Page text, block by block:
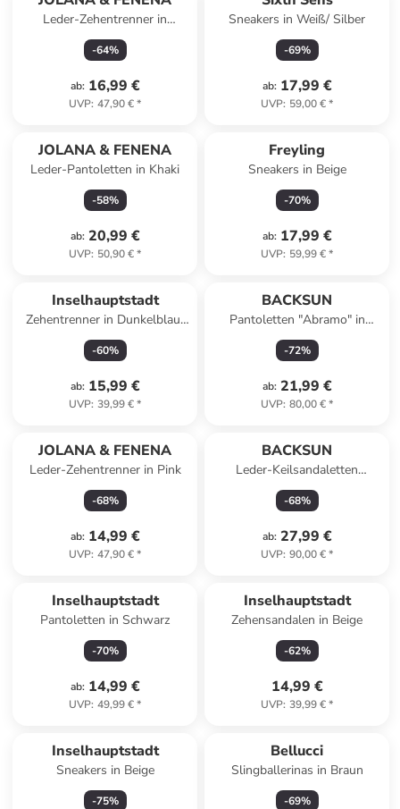
Leder-Zehentrenner in
Hellbraun
-64%
ab: 16,99 €
UVP: 47,90 €*
Sneakers in Weiß/ Silber
-69%
ab: 17,99 €
UVP: 59,00 €*
JOLANA & FENENA
Leder-Pantoletten in Khaki
-58%
ab: 20,99 €
UVP: 50,90 €*
Freyling
Sneakers in Beige
-70%
ab: 17,99 €
UVP: 59,99 €*
Inselhauptstadt
Zehentrenner in Dunkelblau/
Hellbraun
-60%
ab: 15,99 €
UVP: 39,99 €*
BACKSUN
Pantoletten "Abramo" in
Schwarz
-72%
ab: 21,99 €
UVP: 80,00 €*
JOLANA & FENENA
Leder-Zehentrenner in Pink
-68%
ab: 14,99 €
UVP: 47,90 €*
BACKSUN
Leder-Keilsandaletten
"Calabria" in Hellbraun
-68%
ab: 27,99 €
UVP: 90,00 €*
Inselhauptstadt
Pantoletten in Schwarz
-70%
ab: 14,99 €
UVP: 49,99 €*
Inselhauptstadt
Zehensandalen in Beige
-62%
14,99 €
UVP: 39,99 €*
Inselhauptstadt
Sneakers in Beige
-75%
Bellucci
Slingballerinas in Braun
-69%